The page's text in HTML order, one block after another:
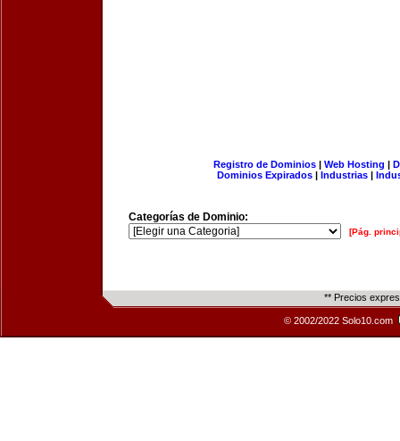
Registro de Dominios| Web Hosting |
Dominios Expirados | Industrias |
Categorías de Dominio:
[Pág.
** Precios
© 2002/2022 Solo10.com